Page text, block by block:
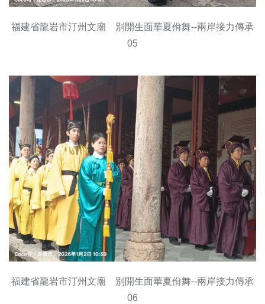
福建省龍岩市汀州文廟 別開生面華夏佾舞--兩岸接力傳承
05
福建省龍岩市汀州文廟 別開生面華夏佾舞--兩岸接力傳承
06